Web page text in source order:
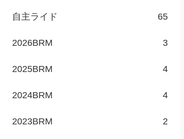
自主ライド 65
2026BRM 3
2025BRM 4
2024BRM 4
2023BRM 2